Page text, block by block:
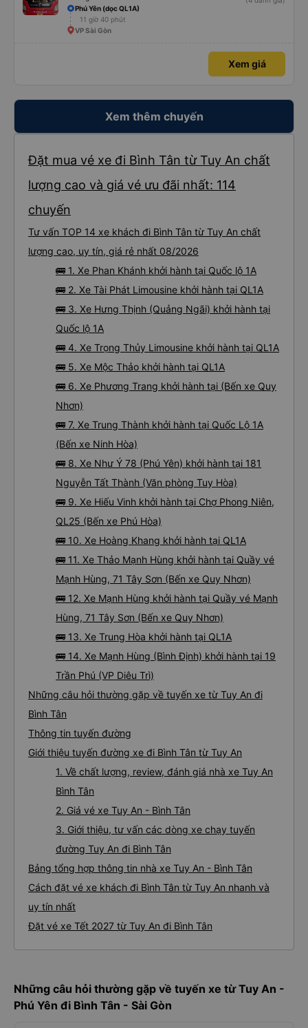
Phú Yên (dọc QL1A)
11 giờ 40 phút
VP Sài Gòn
Xem giá
Xem thêm chuyến
Đặt mua vé xe đi Bình Tân từ Tuy An chất
lượng cao và giá vé ưu đãi nhất: 114
chuyến
Tư vấn TOP 14 xe khách đi Bình Tân từ Tuy An chất
lượng cao, uy tín, giá rẻ nhất 08/2026
🚌 1. Xe Phan Khánh khởi hành tại Quốc lộ 1A
🚌 2. Xe Tài Phát Limousine khởi hành tại QL1A
🚌 3. Xe Hưng Thịnh (Quảng Ngãi) khởi hành tại
Quốc lộ 1A
🚌 4. Xe Trọng Thủy Limousine khởi hành tại QL1A
🚌 5. Xe Mộc Thảo khởi hành tại QL1A
🚌 6. Xe Phương Trang khởi hành tại (Bến xe Quy
Nhơn)
🚌 7. Xe Trung Thành khởi hành tại Quốc Lộ 1A
(Bến xe Ninh Hòa)
🚌 8. Xe Như Ý 78 (Phú Yên) khởi hành tại 181
Nguyễn Tất Thành (Văn phòng Tuy Hòa)
🚌 9. Xe Hiếu Vinh khởi hành tại Chợ Phong Niên,
QL25 (Bến xe Phú Hòa)
🚌 10. Xe Hoàng Khang khởi hành tại QL1A
🚌 11. Xe Thảo Mạnh Hùng khởi hành tại Quầy vé
Mạnh Hùng, 71 Tây Sơn (Bến xe Quy Nhơn)
🚌 12. Xe Mạnh Hùng khởi hành tại Quầy vé Mạnh
Hùng, 71 Tây Sơn (Bến xe Quy Nhơn)
🚌 13. Xe Trung Hòa khởi hành tại QL1A
🚌 14. Xe Mạnh Hùng (Bình Định) khởi hành tại 19
Trần Phú (VP Diêu Trì)
Những câu hỏi thường gặp về tuyến xe từ Tuy An đi
Bình Tân
Thông tin tuyến đường
Giới thiệu tuyến đường xe đi Bình Tân từ Tuy An
1. Về chất lượng, review, đánh giá nhà xe Tuy An
Bình Tân
2. Giá vé xe Tuy An - Bình Tân
3. Giới thiệu, tư vấn các dòng xe chạy tuyến
đường Tuy An đi Bình Tân
Bảng tổng hợp thông tin nhà xe Tuy An - Bình Tân
Cách đặt vé xe khách đi Bình Tân từ Tuy An nhanh và
uy tín nhất
Đặt vé xe Tết 2027 từ Tuy An đi Bình Tân
Những câu hỏi thường gặp về tuyến xe từ Tuy An -
Phú Yên đi Bình Tân - Sài Gòn